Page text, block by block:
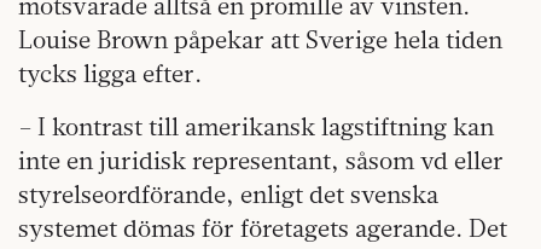
Louise Brown påpekar att Sverige hela tiden
tycks ligga efter.
– I kontrast till amerikansk lagstiftning kan
inte en juridisk representant, såsom vd eller
styrelseordförande, enligt det svenska
systemet dömas för företagets agerande. Det